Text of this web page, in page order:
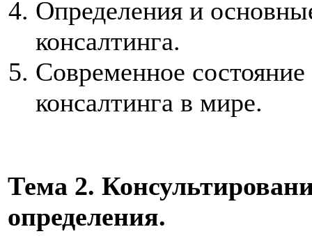
Определения и
консалтинга.
Современное
консалтинга в мире.
Тема 2.
определения.